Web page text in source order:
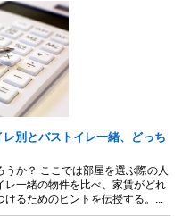
別とバストイレ一緒、どっち
か？ ここでは部屋を選ぶ際の人
レ一緒の物件を比べ、家賃がどれ
るためのヒントを伝授する。...